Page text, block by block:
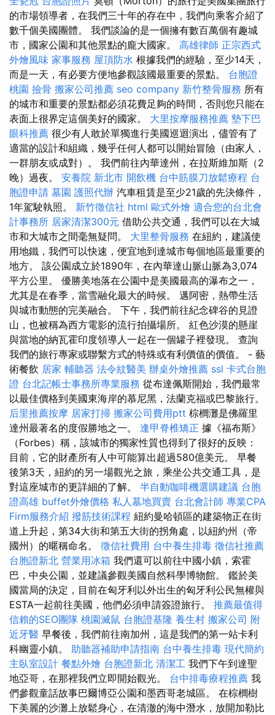
的市場領導者，在我們三十年的存在中，我們向乘客介紹了
數千個美國團體。 我們談論的是一個擁有數百萬個有趣城
市，國家公園和其他景點的龐大國家。 高雄律師 正宗西式
外燴風味 家事服務 屋頂防水 根據我們的經驗，至少14天，
而是一天，有必要方便地參觀該國最重要的景點。 台胞證
桃園 撿骨 搬家公司推薦 seo company 新竹整骨服務 所有
的城市和重要的景點都必須花費足夠的時間，否則您只能在
表面上很界定這個美好的國家。 大里按摩服務推薦 墊下巴
眼科推薦 很少有人敢於單獨進行美國巡迴演出，儘管有了
適當的設計和組織，幾乎任何人都可以開始冒險（由家人，
一群朋友或成對）。 我們前往內華達州，在拉斯維加斯（2
晚）過夜。 安養院 新北市 開飲機 台中筋膜刀放鬆療程 台
胞證申請 墓園 護照代辦 汽車租賃是至少21歲的先決條件，
1年駕駛執照。 新竹徵信社 html 歐式外燴 適合您的台北會
計事務所 居家清潔300元 借助公共交通，我們可以在大城
市和大城市之間毫無疑問。 大里整骨服務 在紐約，建議使
用地鐵，我們可以快速，便宜地到達城市每個地區最重要的
地方。 該公園成立於1890年，在內華達山脈山脈為3,074
平方公里。 優勝美地落在公園中是美國最高的瀑布之一，
尤其是在春季，當雪融化最大的時候。 邁阿密，熱帶生活
與城市動態的完美融合。 下午，我們前往紀念碑谷的見證
山，也被稱為西方電影的流行拍攝場所。 紅色沙漠的懸崖
與當地的納瓦霍印度領導人一起在一個罐子裡發現。 查詢
我們的旅行專家或聯繫方式的特殊或有利價值的價值。 - 藝
術餐飲 居家 輔聽器 法令紋醫美 辦桌外燴推薦 ssl 卡式台胞
證 台北記帳士事務所專業服務 從布達佩斯開始，我們最常
以最佳價格到美國東海岸的慕尼黑，法蘭克福或巴黎旅行。
后里推薦按摩 居家打掃 搬家公司費用ptt 棕櫚灘是佛羅里
達州最著名的度假勝地之一。 逢甲脊椎矯正 據《福布斯》
（Forbes）稱，該城市的獨家性質也得到了很好的反映：
目前，它的財產所有人中可能算出超過580億美元。 早餐
後第3天，紐約的另一場觀光之旅，乘坐公共交通工具，是
對這座城市的更詳細的了解。 半自動咖啡機選購建議 台胞
證高雄 buffet外燴價格 私人墓地買賣 台北會計師 專業CPA
Firm服務介紹 撥筋技術課程 紐約曼哈頓區的建築物正在街
道上升起，第34大街和第五大街的拐角處，以紐約州（帝
國州）的暱稱命名。 徵信社費用 台中養生排毒 徵信社推薦
台胞證新北 營業用冰箱 我們還可以前往中國小鎮，索霍
巴，中央公園，並建議參觀美國自然科學博物館。 鑑於美
國當局的決定，目前在匈牙利以外出生的匈牙利公民無權與
ESTA一起前往美國，他們必須申請簽證旅行。 推薦最值得
信賴的SEO團隊 桃園滅鼠 台胞證基隆 養生村 搬家公司 附
近牙醫 早餐後，我們前往南加州，這是我們的第一站卡利
科幽靈小鎮。 助聽器補助申請指南 台中養生排毒 現代簡約
主臥室設計 餐點外燴 台胞證新北 清潔工 我們下午到達聖
地亞哥，在那裡我們立即開始觀光。 台中排毒療程推薦 我
們參觀童話故事巴爾博亞公園和墨西哥老城區。 在棕櫚樹
下美麗的沙灘上放鬆身心，在清澈的海中潛水，放開加勒比